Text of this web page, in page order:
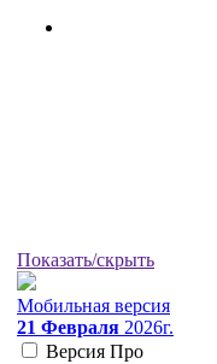
Показать/скрыть
Мобильная версия
21 Февраля 2026г.
Версия Про